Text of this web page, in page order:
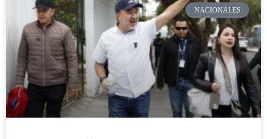
NACIONALES